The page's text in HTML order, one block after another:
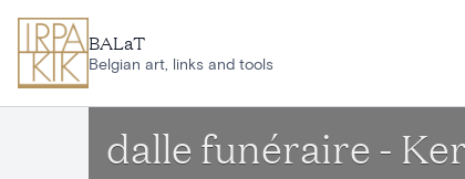
BALaT
Belgian art, links and tools
dalle funéraire -